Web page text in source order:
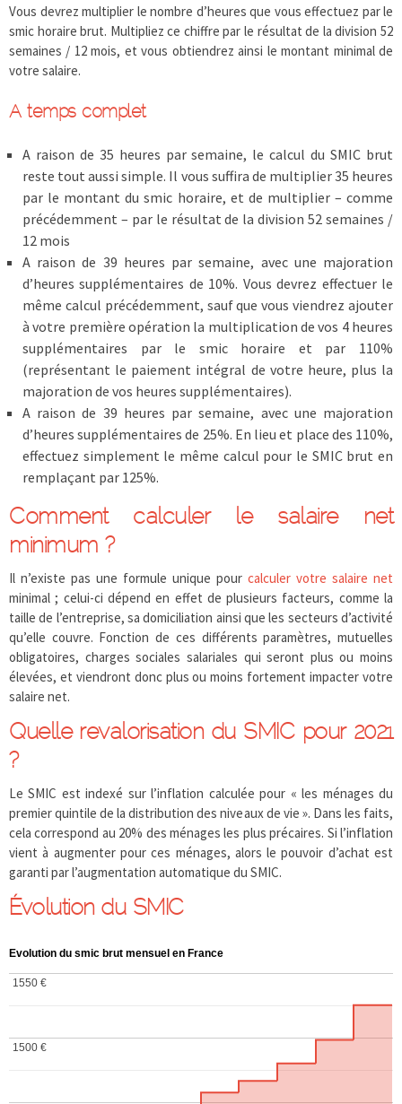
Vous devrez multiplier le nombre d’heures que vous effectuez par le
smic horaire brut. Multipliez ce chiffre par le résultat de la division 52
semaines / 12 mois, et vous obtiendrez ainsi le montant minimal de
votre salaire.
A temps complet
A raison de 35 heures par semaine, le calcul du SMIC brut
reste tout aussi simple. Il vous suffira de multiplier 35 heures
par le montant du smic horaire, et de multiplier – comme
précédemment – par le résultat de la division 52 semaines /
12 mois
A raison de 39 heures par semaine, avec une majoration
d’heures supplémentaires de 10%. Vous devrez effectuer le
même calcul précédemment, sauf que vous viendrez ajouter
à votre première opération la multiplication de vos 4 heures
supplémentaires par le smic horaire et par 110%
(représentant le paiement intégral de votre heure, plus la
majoration de vos heures supplémentaires).
A raison de 39 heures par semaine, avec une majoration
d’heures supplémentaires de 25%. En lieu et place des 110%,
effectuez simplement le même calcul pour le SMIC brut en
remplaçant par 125%.
Comment calculer le salaire net
minimum ?
Il n’existe pas une formule unique pour calculer votre salaire net
minimal ; celui-ci dépend en effet de plusieurs facteurs, comme la
taille de l’entreprise, sa domiciliation ainsi que les secteurs d’activité
qu’elle couvre. Fonction de ces différents paramètres, mutuelles
obligatoires, charges sociales salariales qui seront plus ou moins
élevées, et viendront donc plus ou moins fortement impacter votre
salaire net.
Quelle revalorisation du SMIC pour 2021
?
Le SMIC est indexé sur l’inflation calculée pour « les ménages du
premier quintile de la distribution des niveaux de vie ». Dans les faits,
cela correspond au 20% des ménages les plus précaires. Si l’inflation
vient à augmenter pour ces ménages, alors le pouvoir d’achat est
garanti par l’augmentation automatique du SMIC.
Évolution du SMIC
Evolution du smic brut mensuel en France
1500 €
1500 €
1550 €
1550 €